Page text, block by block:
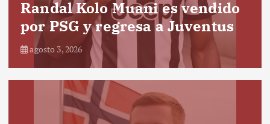
Randal Kolo Muani es vendido
por PSG y regresa a Juventus
agosto 3, 2026